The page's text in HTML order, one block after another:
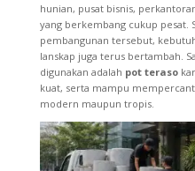
hunian, pusat bisnis,
yang berkembang cukup pesat.
pembangunan tersebut,
lanskap juga terus bertambah.
digunakan adalah pot teraso
kuat, serta mampu
modern maupun tropis.